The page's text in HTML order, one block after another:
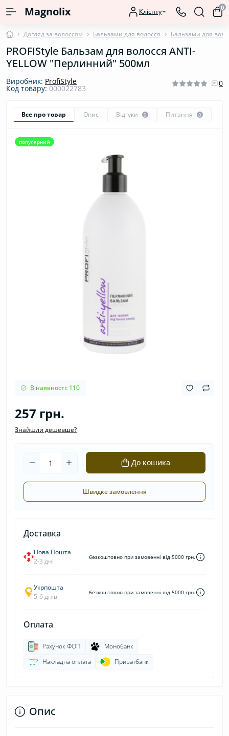
Magnolix Клієнту 0
Догляд за волоссям Бальзами для волосся Бальзами для
PROFIStyle Бальзам для волосся ANTI-
YELLOW "Перлинний" 500мл
Виробник: ProfiStyle
Код товару:000022783
0
Все про товар Опис Відгуки 0 Питання 0
популярний
В наявності: 110
257 грн.
Знайшли дешевше?
До кошика
Швидке замовлення
Доставка
Нова Пошта
2-3 дні
безкоштовно при замовенні від 5000 грн.
Укрпошта
5-6 днів
безкоштовно при замовенні від 5000 грн.
Оплата
Рахунок ФОП
Монобанк
Накладна оплата
Приватбанк
Опис